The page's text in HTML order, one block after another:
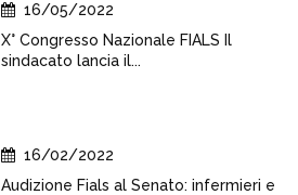
16/05/2022
X° Congresso Nazionale FIALS Il
sindacato lancia il...
16/02/2022
Audizione Fials al Senato: infermieri e